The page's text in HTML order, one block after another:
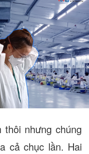
nhưng chúng
cả chục lần. Hai